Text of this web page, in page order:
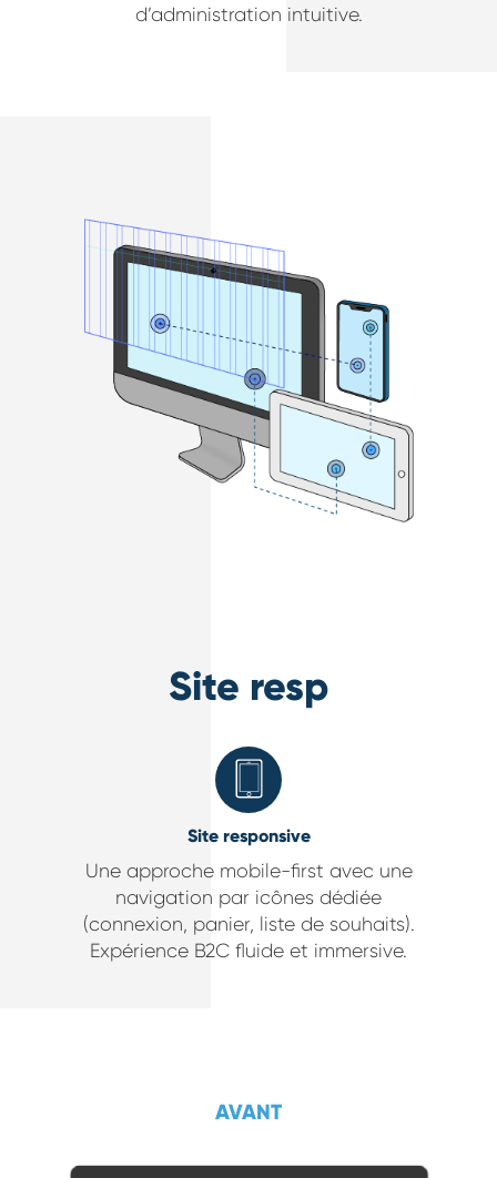
d’administration intuitive.
Site respons
Site responsive
Une approche mobile-first avec une
navigation par icônes dédiée
(connexion, panier, liste de souhaits).
Expérience B2C fluide et immersive.
AVANT